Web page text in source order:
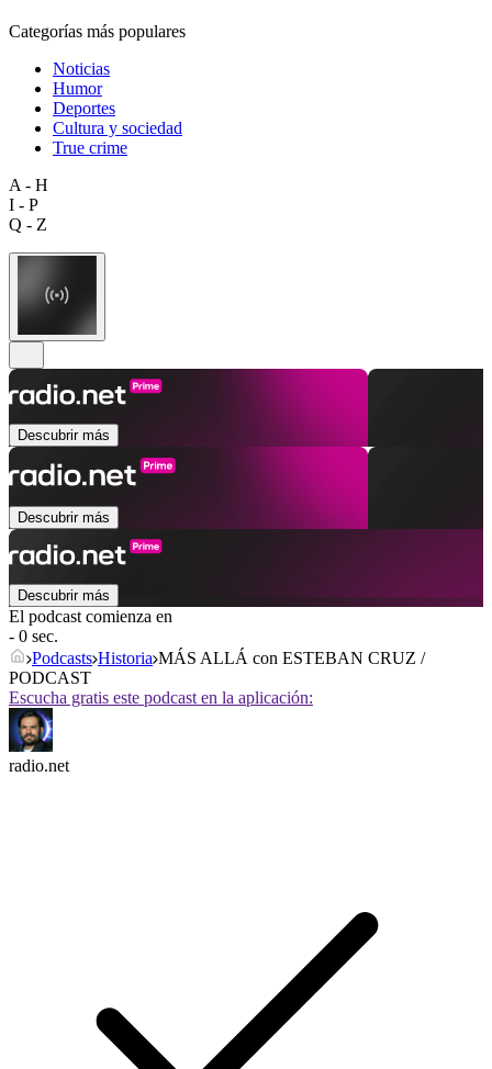
Categorías más populares
Noticias
Humor
Deportes
Cultura y sociedad
True crime
A - H
I - P
Q - Z
Descubrir más
Descubrir más
Descubrir más
El podcast comienza en
- 0 sec.
Podcasts Historia MÁS ALLÁ con ESTEBAN CRUZ /
PODCAST
Escucha gratis este podcast en la aplicación:
radio.net